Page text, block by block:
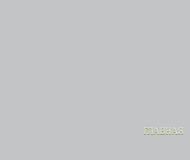
ГЛАВНАЯ